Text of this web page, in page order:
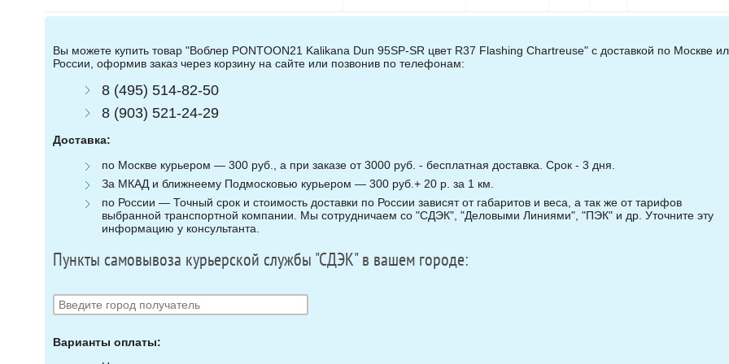
Вы можете купить товар "Воблер PONTOON21 Kalikana Dun 95SP-SR цвет R37 Flashing Chartreuse" с доставкой по Москве
России, оформив заказ через корзину на сайте или позвонив по телефонам:
8 (495) 514-82-50
8 (903) 521-24-29
Доставка:
по Москве курьером — 300 руб., а при заказе от 3000 руб. - бесплатная доставка. Срок - 3 дня.
За МКАД и ближнеему Подмосковью курьером — 300 руб.+ 20 р. за 1 км.
по России — Точный срок и стоимость доставки по России зависят от габаритов и веса, а так же от тарифов
выбранной транспортной компании. Мы сотрудничаем со "СДЭК", "Деловыми Линиями", "ПЭК" и др. Уточните эту
информацию у консультанта.
Пункты самовывоза курьерской службы "СДЭК" в вашем городе:
Варианты оплаты: